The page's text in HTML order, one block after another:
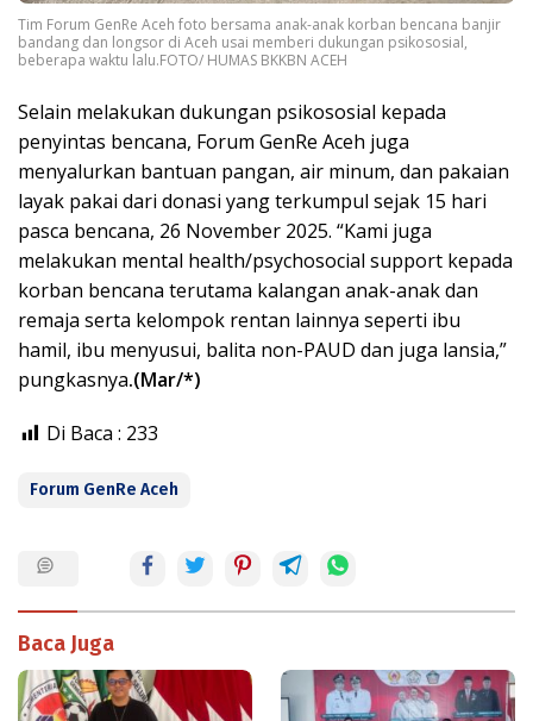
Tim Forum GenRe Aceh foto bersama anak-anak korban bencana banjir
bandang dan longsor di Aceh usai memberi dukungan psikososial,
beberapa waktu lalu.FOTO/ HUMAS BKKBN ACEH
Selain melakukan dukungan psikososial kepada
penyintas bencana, Forum GenRe Aceh juga
menyalurkan bantuan pangan, air minum, dan pakaian
layak pakai dari donasi yang terkumpul sejak 15 hari
pasca bencana, 26 November 2025. “Kami juga
melakukan mental health/psychosocial support kepada
korban bencana terutama kalangan anak-anak dan
remaja serta kelompok rentan lainnya seperti ibu
hamil, ibu menyusui, balita non-PAUD dan juga lansia,”
pungkasnya.(Mar/*)
Di Baca : 233
Forum GenRe Aceh
Baca Juga